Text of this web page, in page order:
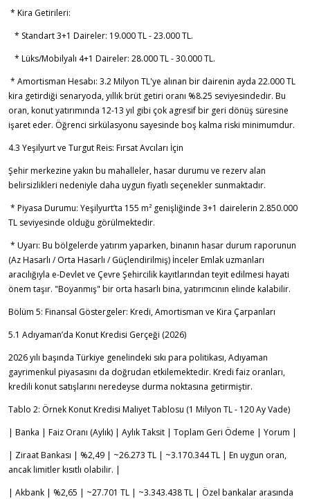
* Kira Getirileri:
* Standart 3+1 Daireler: 19.000 TL - 23.000 TL.
* Lüks/Mobilyalı 4+1 Daireler: 28.000 TL - 30.000 TL.
* Amortisman Hesabı: 3.2 Milyon TL'ye alınan bir dairenin ayda 22.000 TL
kira getirdiği senaryoda, yıllık brüt getiri oranı %8.25 seviyesindedir. Bu
oran, konut yatırımında 12-13 yıl gibi çok agresif bir geri dönüş süresine
işaret eder. Öğrenci sirkülasyonu sayesinde boş kalma riski minimumdur.
4.3 Yeşilyurt ve Turgut Reis: Fırsat Avcıları İçin
Şehir merkezine yakın bu mahalleler, hasar durumu ve rezerv alan
belirsizlikleri nedeniyle daha uygun fiyatlı seçenekler sunmaktadır.
* Piyasa Durumu: Yeşilyurt’ta 155 m² genişliğinde 3+1 dairelerin 2.850.000
TL seviyesinde olduğu görülmektedir.
* Uyarı: Bu bölgelerde yatırım yaparken, binanın hasar durum raporunun
(Az Hasarlı / Orta Hasarlı / Güçlendirilmiş) İnceler Emlak uzmanları
aracılığıyla e-Devlet ve Çevre Şehircilik kayıtlarından teyit edilmesi hayati
önem taşır. "Boyanmış" bir orta hasarlı bina, yatırımcının elinde kalabilir.
Bölüm 5: Finansal Göstergeler: Kredi, Amortisman ve Kira Çarpanları
5.1 Adıyaman’da Konut Kredisi Gerçeği (2026)
2026 yılı başında Türkiye genelindeki sıkı para politikası, Adıyaman
gayrimenkul piyasasını da doğrudan etkilemektedir. Kredi faiz oranları,
kredili konut satışlarını neredeyse durma noktasına getirmiştir.
Tablo 2: Örnek Konut Kredisi Maliyet Tablosu (1 Milyon TL - 120 Ay Vade)
| Banka | Faiz Oranı (Aylık) | Aylık Taksit | Toplam Geri Ödeme | Yorum |
| Ziraat Bankası | %2,49 | ~26.273 TL | ~3.170.344 TL | En uygun oran,
ancak limitler kısıtlı olabilir. |
| Akbank | %2,65 | ~27.701 TL | ~3.343.438 TL | Özel bankalar arasında